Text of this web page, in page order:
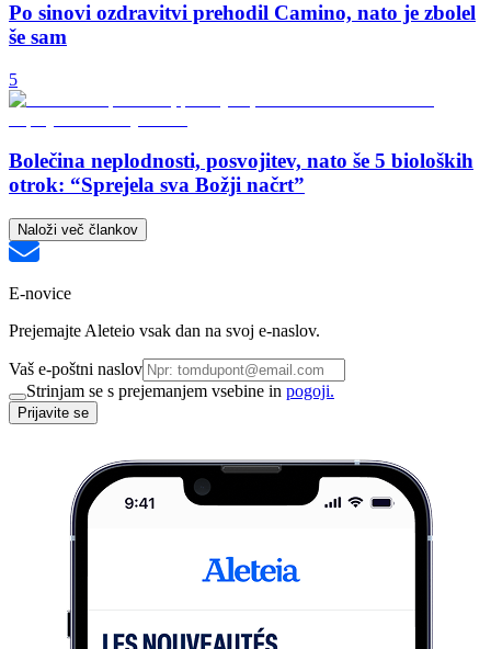
Po sinovi ozdravitvi prehodil Camino, nato je zbolel
še sam
5
Bolečina neplodnosti, posvojitev, nato še 5 bioloških
otrok: “Sprejela sva Božji načrt”
Naloži več člankov
E-novice
Prejemajte Aleteio vsak dan na svoj e-naslov.
Vaš e-poštni naslov
Strinjam se s prejemanjem vsebine in pogoji.
Prijavite se